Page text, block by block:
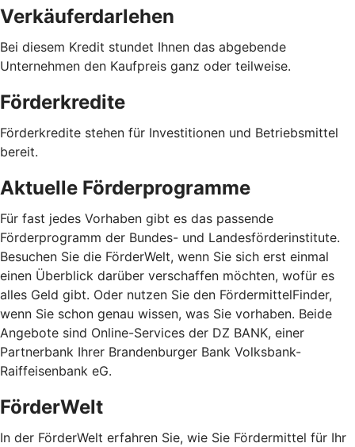
Verkäuferdarlehen
Bei diesem Kredit stundet Ihnen das abgebende
Unternehmen den Kaufpreis ganz oder teilweise.
Förderkredite
Förderkredite stehen für Investitionen und Betriebsmittel
bereit.
Aktuelle Förderprogramme
Für fast jedes Vorhaben gibt es das passende
Förderprogramm der Bundes- und Landesförderinstitute.
Besuchen Sie die FörderWelt, wenn Sie sich erst einmal
einen Überblick darüber verschaffen möchten, wofür es
alles Geld gibt. Oder nutzen Sie den FördermittelFinder,
wenn Sie schon genau wissen, was Sie vorhaben. Beide
Angebote sind Online-Services der DZ BANK, einer
Partnerbank Ihrer Brandenburger Bank Volksbank-
Raiffeisenbank eG.
FörderWelt
In der FörderWelt erfahren Sie, wie Sie Fördermittel für Ihr